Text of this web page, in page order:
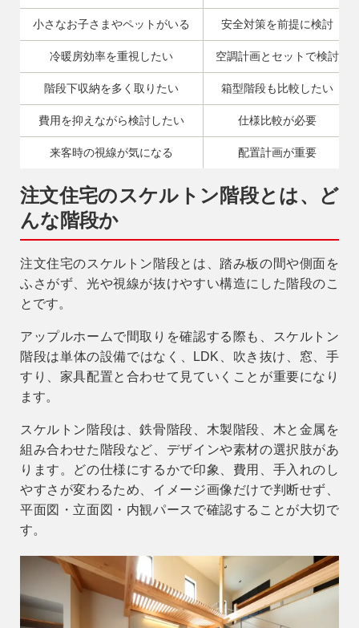
小さなお子さまやペットがいる 安全対策を前提に検討
冷暖房効率を重視したい 空調計画とセットで検討
階段下収納を多く取りたい 箱型階段も比較したい
費用を抑えながら検討したい 仕様比較が必要
来客時の視線が気になる 配置計画が重要
注文住宅のスケルトン階段とは、ど
んな階段か
注文住宅のスケルトン階段とは、踏み板の間や側面を
ふさがず、光や視線が抜けやすい構造にした階段のこ
とです。
アップルホームで間取りを確認する際も、スケルトン
階段は単体の設備ではなく、LDK、吹き抜け、窓、手
すり、家具配置と合わせて見ていくことが重要になり
ます。
スケルトン階段は、鉄骨階段、木製階段、木と金属を
組み合わせた階段など、デザインや素材の選択肢があ
ります。どの仕様にするかで印象、費用、手入れのし
やすさが変わるため、イメージ画像だけで判断せず、
平面図・立面図・内観パースで確認することが大切で
す。